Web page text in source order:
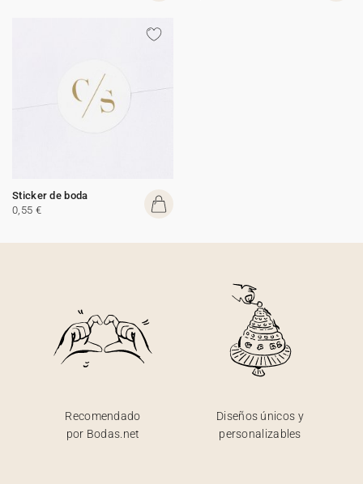
Sticker de boda
0,55 €
Recomendado
por Bodas.net
Diseños únicos y
personalizables